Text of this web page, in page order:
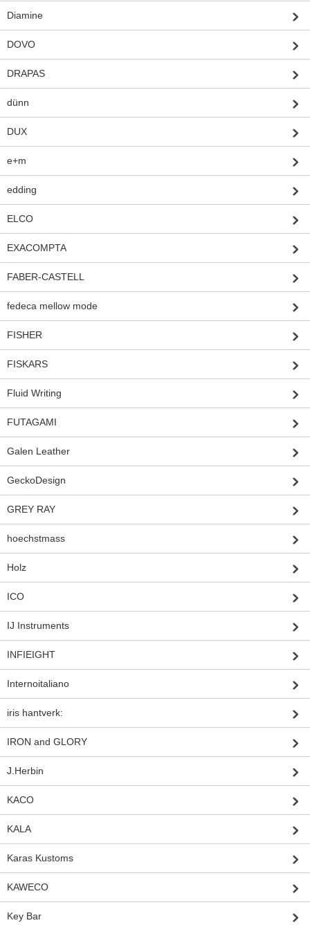
Diamine
DOVO
DRAPAS
dünn
DUX
e+m
edding
ELCO
EXACOMPTA
FABER-CASTELL
fedeca mellow mode
FISHER
FISKARS
Fluid Writing
FUTAGAMI
Galen Leather
GeckoDesign
GREY RAY
hoechstmass
Holz
ICO
IJ Instruments
INFIEIGHT
Internoitaliano
iris hantverk:
IRON and GLORY
J.Herbin
KACO
KALA
Karas Kustoms
KAWECO
Key Bar